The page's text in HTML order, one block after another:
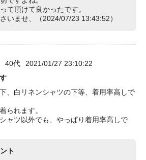
て頂けて良かったです。
いませ、（2024/07/23 13:43:52）
40代
2021/01/27 23:10:22
、白リネンシャツの下等、着用率高しで
られます。
ャツ以外でも、やっぱり着用率高しで
ト